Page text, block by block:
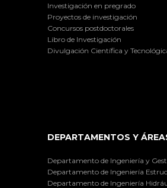
Investigación en pregrado
Proyectos de investigación
Concursos postdoctorales
Libro de Investigación
Divulgación Científica y
DEPARTAMENTOS Y
Departamento de Ingeniería y
Departamento de Ingeniería
Departamento de Ingeniería